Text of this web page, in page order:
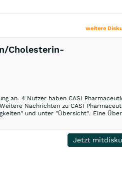
weitere
Cholesterin-
an. 4 Nutzer haben CASI
Nachrichten zu CASI
und unter "Übersicht". Eine
Jetzt